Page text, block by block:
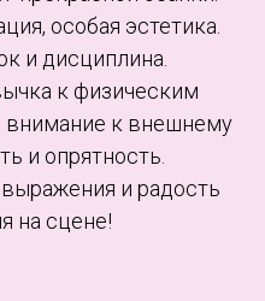
особая эстетика.
и дисциплина.
к физическим
внимание к внешнему
и опрятность.
и радость
на сцене!